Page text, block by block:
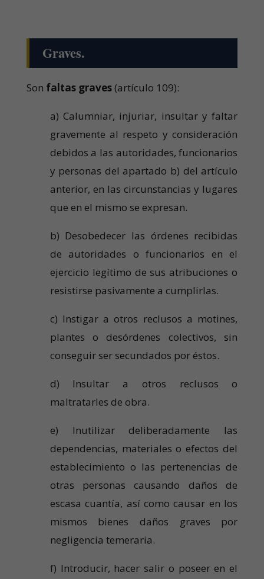
Graves.
Son faltas graves(artículo 109):
a) Calumniar, injuriar, insultar y faltar
gravemente al respeto y consideración
debidos a las autoridades, funcionarios
y personas del apartado b) del artículo
anterior, en las circunstancias y lugares
que en el mismo se expresan.
b) Desobedecer las órdenes recibidas
de autoridades o funcionarios en el
ejercicio legítimo de sus atribuciones o
resistirse pasivamente a cumplirlas.
c) Instigar a otros reclusos a motines,
plantes o desórdenes colectivos, sin
conseguir ser secundados por éstos.
d) Insultar a otros reclusos o
maltratarles de obra.
e) Inutilizar deliberadamente las
dependencias, materiales o efectos del
establecimiento o las pertenencias de
otras personas causando daños de
escasa cuantía, así como causar en los
mismos bienes daños graves por
negligencia temeraria.
f) Introducir, hacer salir o poseer en el